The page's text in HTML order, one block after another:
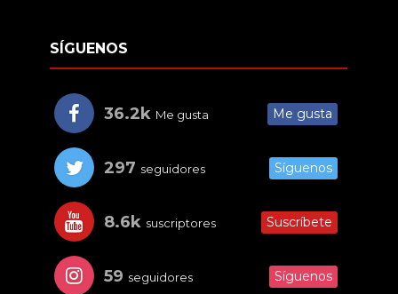
SÍGUENOS
36.2k Me gusta Me gusta
297 seguidores Síguenos
8.6k suscriptores Suscríbete
59 seguidores Síguenos